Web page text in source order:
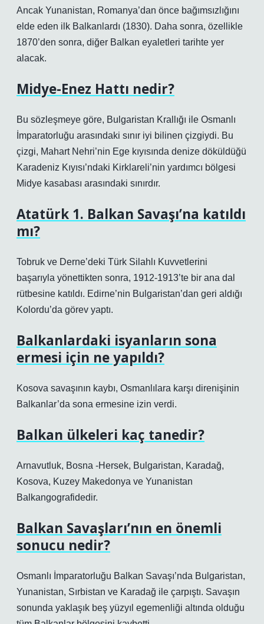
Ancak Yunanistan, Romanya’dan önce bağımsızlığını
elde eden ilk Balkanlardı (1830). Daha sonra, özellikle
1870’den sonra, diğer Balkan eyaletleri tarihte yer
alacak.
Midye-Enez Hattı nedir?
Bu sözleşmeye göre, Bulgaristan Krallığı ile Osmanlı
İmparatorluğu arasındaki sınır iyi bilinen çizgiydi. Bu
çizgi, Mahart Nehri’nin Ege kıyısında denize döküldüğü
Karadeniz Kıyısı’ndaki Kirklareli’nin yardımcı bölgesi
Midye kasabası arasındaki sınırdır.
Atatürk 1. Balkan Savaşı’na katıldı
mı?
Tobruk ve Derne’deki Türk Silahlı Kuvvetlerini
başarıyla yönettikten sonra, 1912-1913’te bir ana dal
rütbesine katıldı. Edirne’nin Bulgaristan’dan geri aldığı
Kolordu’da görev yaptı.
Balkanlardaki isyanların sona
ermesi için ne yapıldı?
Kosova savaşının kaybı, Osmanlılara karşı direnişinin
Balkanlar’da sona ermesine izin verdi.
Balkan ülkeleri kaç tanedir?
Arnavutluk, Bosna -Hersek, Bulgaristan, Karadağ,
Kosova, Kuzey Makedonya ve Yunanistan
Balkangografidedir.
Balkan Savaşları’nın en önemli
sonucu nedir?
Osmanlı İmparatorluğu Balkan Savaşı’nda Bulgaristan,
Yunanistan, Sırbistan ve Karadağ ile çarpıştı. Savaşın
sonunda yaklaşık beş yüzyıl egemenliği altında olduğu